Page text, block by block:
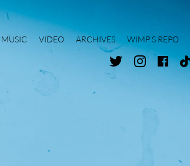
MUSIC VIDEO ARCHIVES WIMP'S REPO